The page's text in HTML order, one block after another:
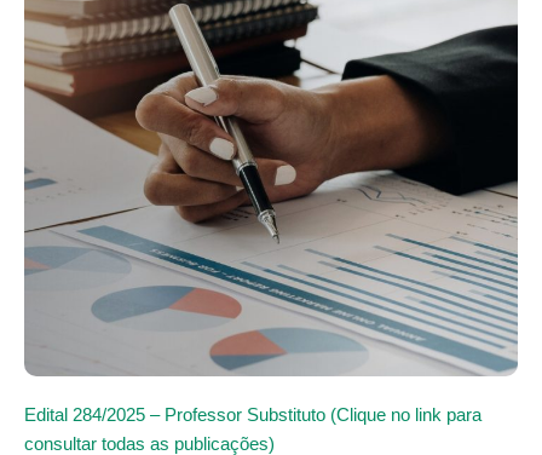
Edital 284/2025 – Professor Substituto (Clique no link para
consultar todas as publicações)